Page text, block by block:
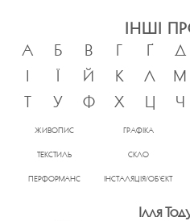
ІНШІ
А
Б В Г Ґ Д
І
Ї Й К Л М
Т
У Ф Х Ц Ч
ЖИВОПИС ГРАФІКА
ТЕКСТИЛЬ СКЛО
ПЕРФОРМАНС ІНСТАЛЯЦІЯ/ОБ’ЄКТ
Ілля